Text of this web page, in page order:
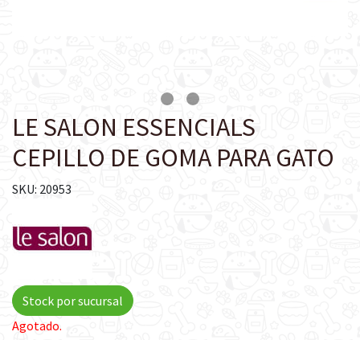
LE SALON ESSENCIALS
CEPILLO DE GOMA PARA GATO
SKU: 20953
Stock por sucursal
Agotado.